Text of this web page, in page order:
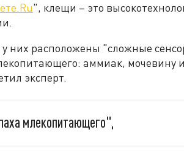
", клещи – это
них расположены "сложные
аммиак, мочевину
эксперт.
млекопитающего",